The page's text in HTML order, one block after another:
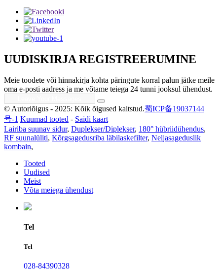
UUDISKIRJA REGISTREERUMINE
Meie toodete või hinnakirja kohta päringute korral palun jätke meile
oma e-posti aadress ja me võtame teiega 24 tunni jooksul ühendust.
© Autoriõigus - 2025: Kõik õigused kaitstud.蜀ICP备19037144
号-1 Kuumad tooted - Saidi kaart
Lairiba suunav sidur, Duplekser/Diplekser, 180° hübriidühendus,
RF suunalüliti, Kõrgsagedusriba läbilaskefilter, Neljasageduslik
kombain,
Tooted
Uudised
Meist
Võta meiega ühendust
Tel
Tel
028-84390328